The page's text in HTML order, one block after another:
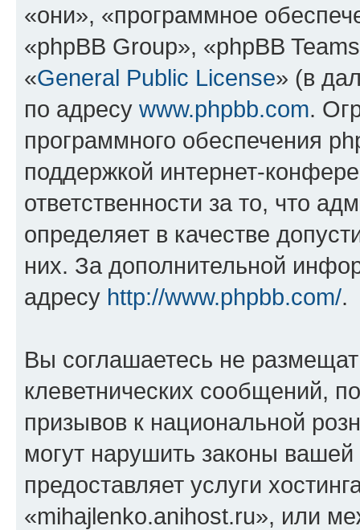
«они», «программное
«phpBB Group», «phpBB
«General Public License» (в
по адресу www.phpbb.com.
программного обеспечения
поддержкой интернет-
ответственности за то, что
определяет в качестве
них. За дополнительной
адресу http://www.phpbb.com/.
Вы соглашаетесь не
клеветнических сообщений,
призывов к национальной
могут нарушить законы
предоставляет услуги
«mihajlenko.anihost.ru», или